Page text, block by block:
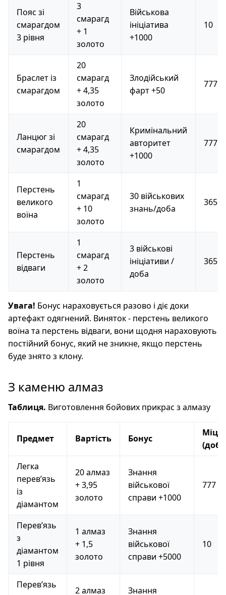
Пояс зі
смарагдом
3 рівня
3
смарагд
+ 1
золото
Військова
ініціатива
+1000
10
Браслет із
смарагдом
20
смарагд
+ 4,35
золото
Злодійський
фарт +50
777
Ланцюг зі
смарагдом
20
смарагд
+ 4,35
золото
Кримінальний
авторитет
+1000
777
Перстень
великого
воїна
1
смарагд
+ 10
золото
30 військових
знань/доба
365
Перстень
відваги
1
смарагд
+ 2
золото
3 військові
ініціативи /
доба
365
Увага! Бонус нараховується разово і діє доки
артефакт одягнений. Виняток - перстень великого
воїна та перстень відваги, вони щодня нараховують
постійний бонус, який не зникне, якщо перстень
буде знято з клону.
З каменю алмаз
Таблиця. Виготовлення бойових прикрас з алмазу
Предмет Вартість Бонус
Легка
перев’язь
із
діамантом
20 алмаз
+ 3,95
золото
Знання
військової
справи +1000
777
Перев’язь
з
діамантом
1 рівня
1 алмаз
+ 1,5
золото
Знання
військової
справи +5000
10
Перев’язь
2 алмаз Знання